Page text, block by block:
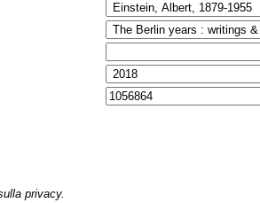
privacy.